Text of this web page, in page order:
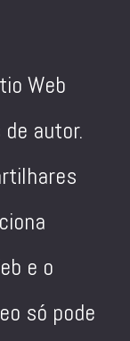
Web
autor.
e o
só pode